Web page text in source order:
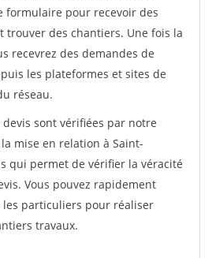
formulaire pour recevoir des
trouver des chantiers. Une fois la
recevrez des demandes de
les plateformes et sites de
réseau.
sont vérifiées par notre
mise en relation à Saint-
qui permet de vérifier la véracité
Vous pouvez rapidement
les particuliers pour réaliser
travaux.